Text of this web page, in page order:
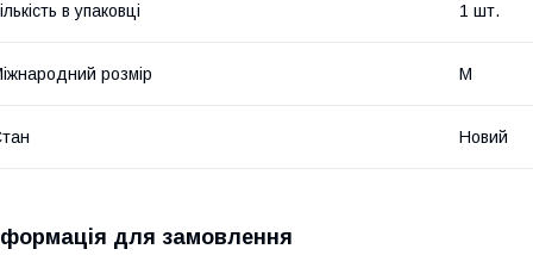
в упаковці 1 шт.
розмір M
Новий
для замовлення